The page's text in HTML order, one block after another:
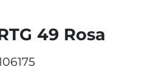
49 Rosa